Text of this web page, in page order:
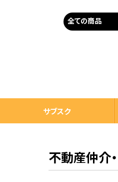
サブスク
不動産仲介